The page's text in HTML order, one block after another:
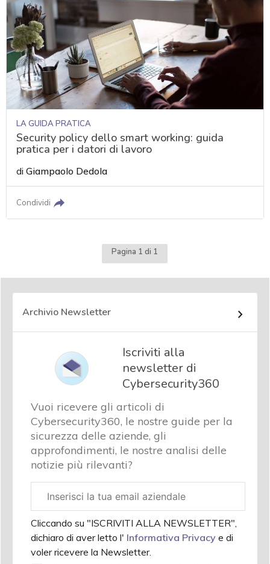
LA GUIDA PRATICA
Security policy dello smart working: guida
pratica per i datori di lavoro
diGiampaolo Dedola
Condividi
Pagina 1 di 1
Archivio Newsletter
Iscriviti alla
newsletter di
Cybersecurity360
Vuoi ricevere gli articoli di
Cybersecurity360, le nostre guide per la
sicurezza delle aziende, gli
approfondimenti, le nostre analisi delle
notizie più rilevanti?
aziendale
Cliccando su "ISCRIVITI ALLA NEWSLETTER",
dichiaro di aver letto l' Informativa Privacy e di
voler ricevere la Newsletter.